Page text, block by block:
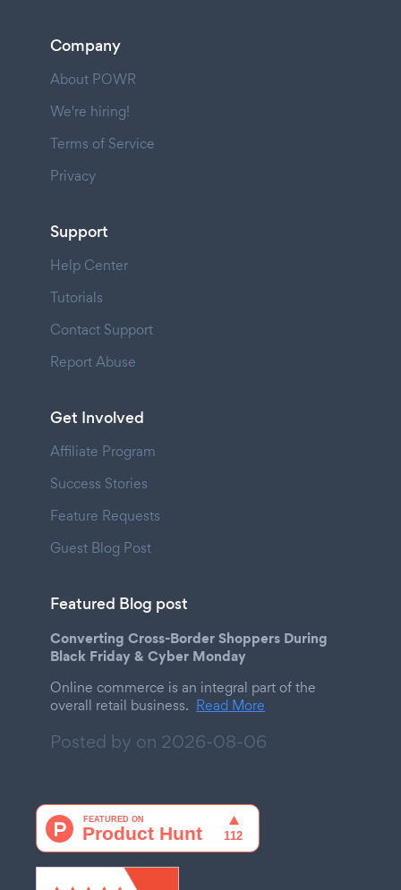
Company
About POWR
We're hiring!
Terms of Service
Privacy
Support
Help Center
Tutorials
Contact Support
Report Abuse
Get Involved
Affiliate Program
Success Stories
Feature Requests
Guest Blog Post
Featured Blog post
Converting Cross-Border Shoppers During
Black Friday & Cyber Monday
Online commerce is an integral part of the
overall retail business. Read More
Posted by on 2026-08-06